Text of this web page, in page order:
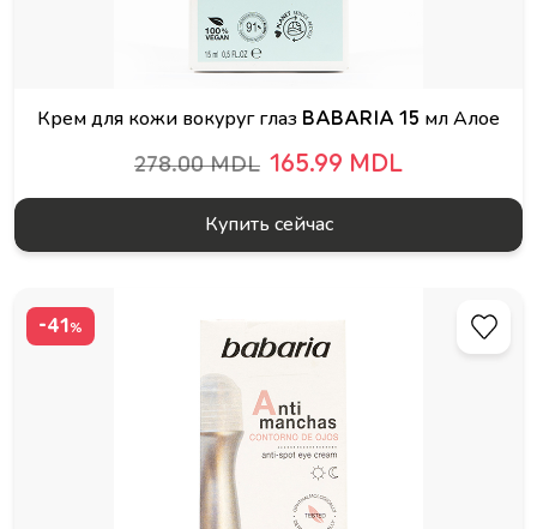
Крем для кожи вокуруг глаз BABARIA 15 мл Алое
278.00 MDL 165.99 MDL
Купить сейчас
-41 %